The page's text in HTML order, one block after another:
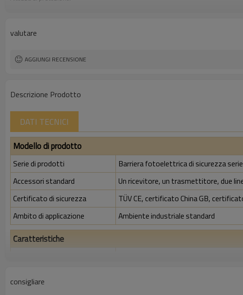
valutare
AGGIUNGI RECENSIONE
Descrizione Prodotto
DATI TECNICI
Modello di prodotto
Serie di prodotti
Barriera fotoelettrica di sicurezza
Accessori standard
Un ricevitore, un trasmettitore, due
Certificato di sicurezza
TÜV CE, certificato China GB,
Ambito di applicazione
Ambiente industriale standard
Caratteristiche
consigliare